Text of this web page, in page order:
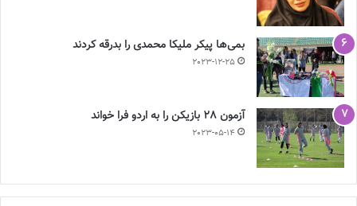
بمی‌ها پیکر ملیکا محمدی را بدرقه کردند
2023-12-25
آزمون 28 بازیکن را به اردو فرا خواند
2023-05-14